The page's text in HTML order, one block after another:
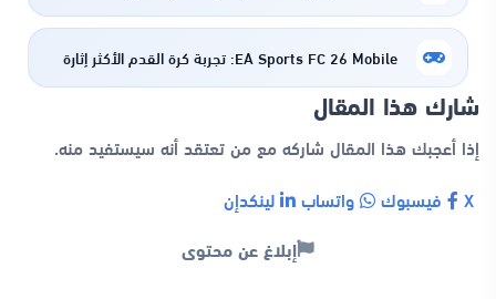
EA Sports FC 26 Mobile: تجربة كرة القدم الأكثر إثارة
شارك هذا المقال
إذا أعجبك هذا المقال شاركه مع من تعتقد أنه سيستفيد منه.
فيسبوك واتساب لينكدإن
إبلاغ عن محتوى